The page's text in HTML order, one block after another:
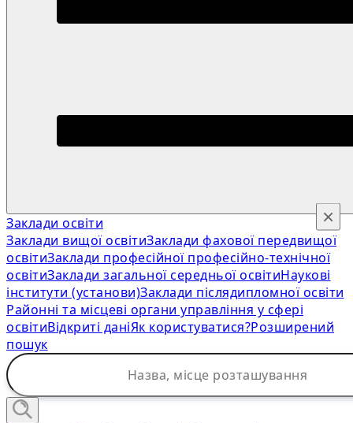
Заклади освіти
Заклади вищої освітиЗаклади фахової передвищої
освітиЗаклади професійної професійно-технічної
освітиЗаклади загальної середньої освітиНаукові
інститути (установи)Заклади післядипломної освіти
Районні та місцеві органи управління у сфері
освітиВідкриті даніЯк користуватися?Розширений
пошук
×